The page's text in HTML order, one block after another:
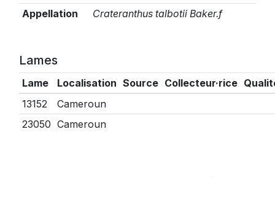
Appellation
Crateranthus talbotii Baker.f
Lames
Lame Localisation Source Collecteur·rice
13152
Cameroun
23050 Cameroun